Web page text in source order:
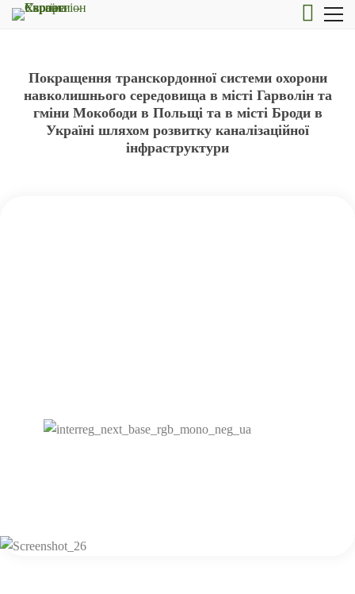
Покращення транскордонної системи охорони
навколишнього середовища в місті Гарволін та
гміни Мокободи в Польщі та в місті Броди в
Україні шляхом розвитку каналізаційної
інфраструктури